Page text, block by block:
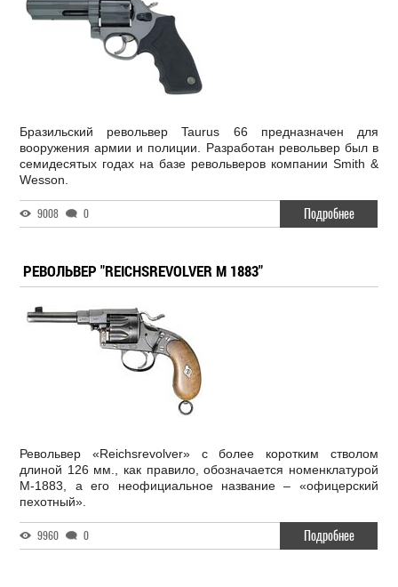
Бразильский револьвер Taurus 66 предназначен для
вооружения армии и полиции. Разработан револьвер был в
семидесятых годах на базе револьверов компании Smith &
Wesson.
9008 0 Подробнее
РЕВОЛЬВЕР "REICHSREVOLVER М 1883"
Револьвер «Reichsrevolver» с более коротким стволом
длиной 126 мм., как правило, обозначается номенклатурой
М-1883, а его неофициальное название – «офицерский
пехотный».
9960 0 Подробнее